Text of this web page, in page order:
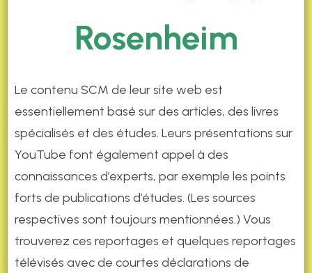
Rosenheim
Le contenu SCM de leur site web est
essentiellement basé sur des articles, des livres
spécialisés et des études. Leurs présentations sur
YouTube font également appel à des
connaissances d’experts, par exemple les points
forts de publications d’études. (Les sources
respectives sont toujours mentionnées.) Vous
trouverez ces reportages et quelques reportages
télévisés avec de courtes déclarations de